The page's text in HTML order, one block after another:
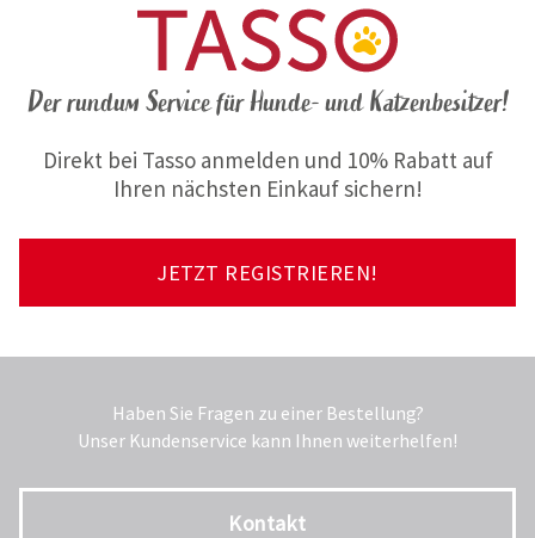
Der rundum Service für Hunde- und Katzenbesitzer!
Direkt bei Tasso anmelden und 10% Rabatt auf
Ihren nächsten Einkauf sichern!
JETZT REGISTRIEREN!
Haben Sie Fragen zu einer Bestellung?
Unser Kundenservice kann Ihnen weiterhelfen!
Kontakt